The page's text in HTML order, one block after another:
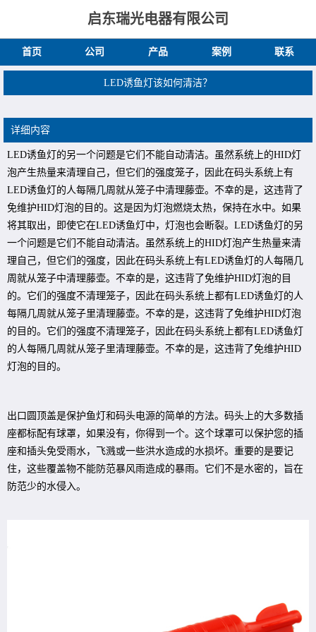
启东瑞光电器有限公司
首页 公司 产品 案例 联系
LED诱鱼灯该如何清洁？
详细内容
LED诱鱼灯的另一个问题是它们不能自动清洁。虽然系统上的HID灯
泡产生热量来清理自己，但它们的强度笼子，因此在码头系统上有
LED诱鱼灯的人每隔几周就从笼子中清理藤壶。不幸的是，这违背了
免维护HID灯泡的目的。这是因为灯泡燃烧太热，保持在水中。如果
将其取出，即使它在LED诱鱼灯中，灯泡也会断裂。LED诱鱼灯的另
一个问题是它们不能自动清洁。虽然系统上的HID灯泡产生热量来清
理自己，但它们的强度，因此在码头系统上有LED诱鱼灯的人每隔几
周就从笼子中清理藤壶。不幸的是，这违背了免维护HID灯泡的目
的。它们的强度不清理笼子，因此在码头系统上都有LED诱鱼灯的人
每隔几周就从笼子里清理藤壶。不幸的是，这违背了免维护HID灯泡
的目的。它们的强度不清理笼子，因此在码头系统上都有LED诱鱼灯
的人每隔几周就从笼子里清理藤壶。不幸的是，这违背了免维护HID
灯泡的目的。
出口圆顶盖是保护鱼灯和码头电源的简单的方法。码头上的大多数插
座都标配有球罩，如果没有，你得到一个。这个球罩可以保护您的插
座和插头免受雨水，飞溅或一些洪水造成的水损坏。重要的是要记
住，这些覆盖物不能防范暴风雨造成的暴雨。它们不是水密的，旨在
防范少的水侵入。